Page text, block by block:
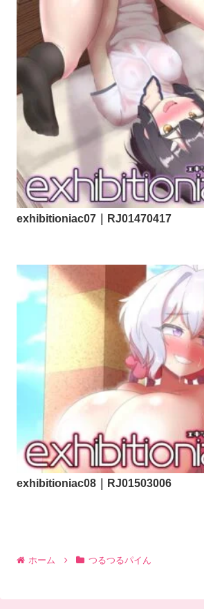
exhibitioniac07｜RJ01470417
exhibitioniac08｜RJ01503006
ホーム つるつるパイん